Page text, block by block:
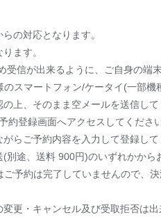
の対応となります。
ます。
信が出来るように、ご自身の端
スマートフォン/ケータイ(一部
上、そのまま空メールを送信して
登録画面へアクセスしてください
らご予約内容を入力して登録して
途、送料 900円)のいずれかから
予約は完了していませんので、
更・キャンセル及び受取拒否は出